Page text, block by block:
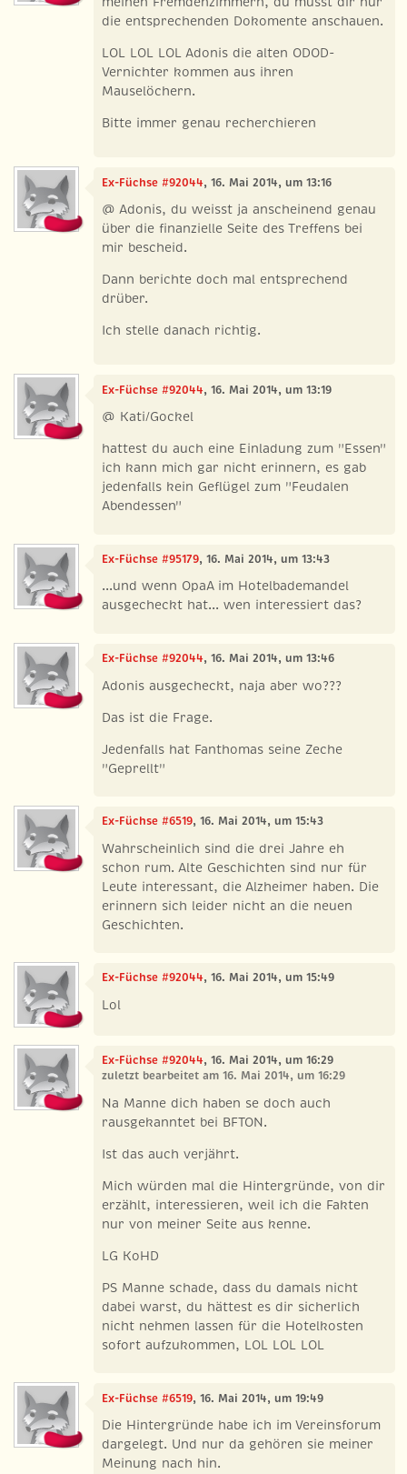
die entsprechenden Dokomente anschauen.
LOL LOL LOL Adonis die alten ODOD-
Vernichter kommen aus ihren
Mauselöchern.
Bitte immer genau recherchieren
Ex-Füchse #92044, 16. Mai 2014, um 13:16
@ Adonis, du weisst ja anscheinend genau
über die finanzielle Seite des Treffens bei
mir bescheid.
Dann berichte doch mal entsprechend
drüber.
Ich stelle danach richtig.
Ex-Füchse #92044, 16. Mai 2014, um 13:19
@ Kati/Gockel
hattest du auch eine Einladung zum "Essen"
ich kann mich gar nicht erinnern, es gab
jedenfalls kein Geflügel zum "Feudalen
Abendessen"
Ex-Füchse #95179, 16. Mai 2014, um 13:43
...und wenn OpaA im Hotelbademandel
ausgecheckt hat... wen interessiert das?
Ex-Füchse #92044, 16. Mai 2014, um 13:46
Adonis ausgecheckt, naja aber wo???
Das ist die Frage.
Jedenfalls hat Fanthomas seine Zeche
"Geprellt"
Ex-Füchse #6519, 16. Mai 2014, um 15:43
Wahrscheinlich sind die drei Jahre eh
schon rum. Alte Geschichten sind nur für
Leute interessant, die Alzheimer haben. Die
erinnern sich leider nicht an die neuen
Geschichten.
Ex-Füchse #92044, 16. Mai 2014, um 15:49
Lol
Ex-Füchse #92044, 16. Mai 2014, um 16:29
zuletzt bearbeitet am 16. Mai 2014, um 16:29
Na Manne dich haben se doch auch
rausgekanntet bei BFTON.
Ist das auch verjährt.
Mich würden mal die Hintergründe, von dir
erzählt, interessieren, weil ich die Fakten
nur von meiner Seite aus kenne.
LG KoHD
PS Manne schade, dass du damals nicht
dabei warst, du hättest es dir sicherlich
nicht nehmen lassen für die Hotelkosten
sofort aufzukommen, LOL LOL LOL
Ex-Füchse #6519, 16. Mai 2014, um 19:49
Die Hintergründe habe ich im Vereinsforum
dargelegt. Und nur da gehören sie meiner
Meinung nach hin.